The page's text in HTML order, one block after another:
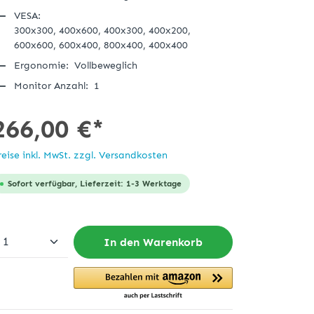
VESA:
300x300, 400x600, 400x300, 400x200,
600x600, 600x400, 800x400, 400x400
Ergonomie: Vollbeweglich
Monitor Anzahl: 1
€*
inkl. MwSt. zzgl. Versandkosten
Sofort verfügbar, Lieferzeit: 1-3 Werktage
In den Warenkorb